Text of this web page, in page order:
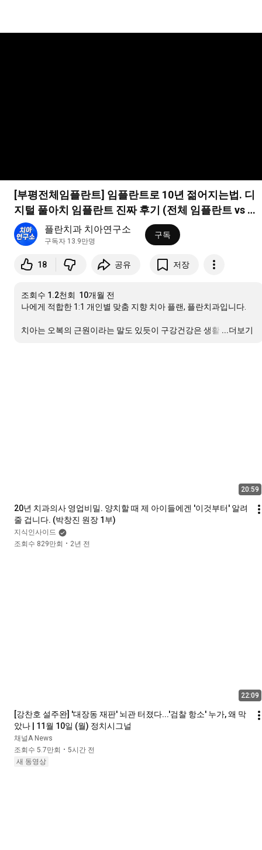
[부평전체임플란트] 임플란트로 10년 젊어지는법. 디
지털 풀아치 임플란트 진짜 후기 (전체 임플란트 vs 최
소 식립 하이브리드 임플란트)
플란치과 치아연구소
구독자 13.9만명
구독
18 공유 저장
조회수 1.2천회 10개월 전
나에게 적합한 1:1 개인별 맞춤 지향 치아 플랜, 플란치과입니다.
치아는 오복의 근원이라는 말도 있듯이 구강건강은 생활 …
...더보기
20:59
20년 치과의사 영업비밀. 양치할 때 제 아이들에겐 '이것부터' 알려
줄 겁니다. (박창진 원장 1부)
지식인사이드
조회수 829만회
• 2년 전
22:09
[강찬호 설주완] '대장동 재판' 뇌관 터졌다...'검찰 항소' 누가, 왜 막
았나 | 11월 10일 (월) 정치시그널
채널A News
조회수 5.7만회
• 5시간 전
새 동영상